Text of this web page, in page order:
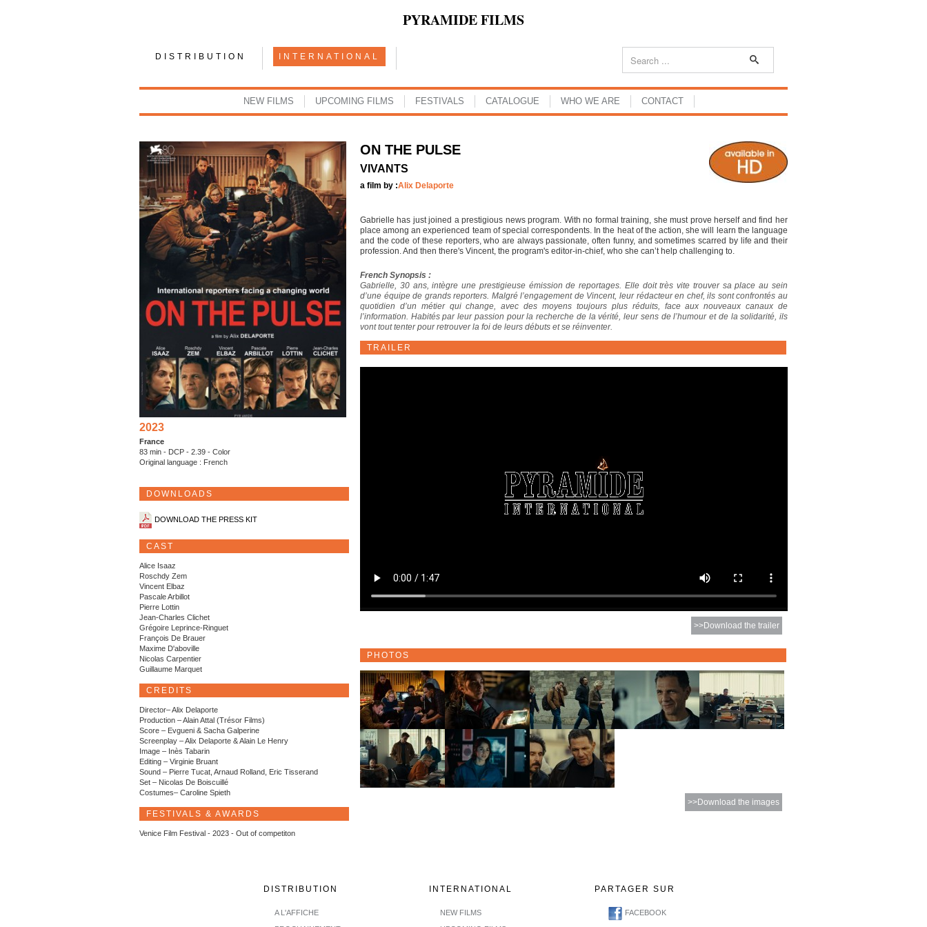
PYRAMIDE FILMS
DISTRIBUTION INTERNATIONAL
NEW FILMS UPCOMING FILMS FESTIVALS CATALOGUE WHO WE ARE CONTACT
2023
France
83 min - DCP - 2.39 - Color
Original language : French
DOWNLOADS
DOWNLOAD THE PRESS KIT
CAST
Alice Isaaz
Roschdy Zem
Vincent Elbaz
Pascale Arbillot
Pierre Lottin
Jean-Charles Clichet
Grégoire Leprince-Ringuet
François De Brauer
Maxime D'aboville
Nicolas Carpentier
Guillaume Marquet
CREDITS
Director– Alix Delaporte
Production – Alain Attal (Trésor Films)
Score – Evgueni & Sacha Galperine
Screenplay – Alix Delaporte & Alain Le Henry
Image – Inès Tabarin
Editing – Virginie Bruant
Sound – Pierre Tucat, Arnaud Rolland, Eric Tisserand
Set – Nicolas De Boiscuillé
Costumes– Caroline Spieth
FESTIVALS & AWARDS
Venice Film Festival - 2023 - Out of competiton
ON THE PULSE
VIVANTS
a film by :Alix Delaporte
Gabrielle has just joined a prestigious news program. With no formal training, she must prove herself and find her
place among an experienced team of special correspondents. In the heat of the action, she will learn the language
and the code of these reporters, who are always passionate, often funny, and sometimes scarred by life and their
profession. And then there's Vincent, the program's editor-in-chief, who she can’t help challenging to.
French Synopsis :
Gabrielle, 30 ans, intègre une prestigieuse émission de reportages. Elle doit très vite trouver sa place au sein
d’une équipe de grands reporters. Malgré l’engagement de Vincent, leur rédacteur en chef, ils sont confrontés au
quotidien d’un métier qui change, avec des moyens toujours plus réduits, face aux nouveaux canaux de
l’information. Habités par leur passion pour la recherche de la vérité, leur sens de l’humour et de la solidarité, ils
vont tout tenter pour retrouver la foi de leurs débuts et se réinventer.
TRAILER
>>Download the trailer
PHOTOS
>>Download the images
DISTRIBUTION
A L'AFFICHE
INTERNATIONAL
NEW FILMS
PARTAGER SUR
FACEBOOK